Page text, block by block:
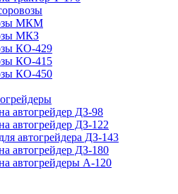
МКМ
МКЗ
КО-429
КО-415
КО-450
автогрейдер ДЗ-98
автогрейдер ДЗ-122
автогрейдера ДЗ-143
автогрейдер ДЗ-180
автогрейдеры А-120